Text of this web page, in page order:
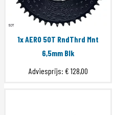
1x AERO 50T RndThrd Mnt
6,5mm Blk
Adviesprijs: € 128,00